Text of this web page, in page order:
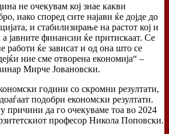
не очекувам кој знае какви
иако според сите најави ќе дојде до
и стабилизирање на растот кој и
јавните финансии ќе притискаат. Се
работи ќе зависат и од она што се
ние сме отворена економија“ –
Мирче Јовановски.
години со скромни резултати,
подобри економски резултати.
причини да го очекуваме тоа во 2024
професор Никола Поповски.